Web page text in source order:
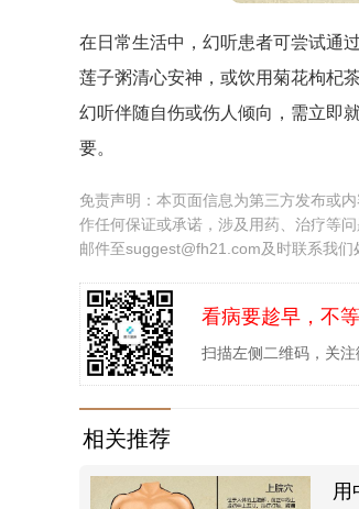
在日常生活中，幻听患者可尝试通
莲子粥清心安神，或饮用菊花枸杞
幻听伴随自伤或伤人倾向，需立即
要。
免责声明：本页面信息为第三方发布或
作任何保证或承诺，涉及用药、治疗等
邮件至suggest@fh21.com及时联系我们
看病要趁早，不
扫描左侧二维码，关注
相关推荐
用